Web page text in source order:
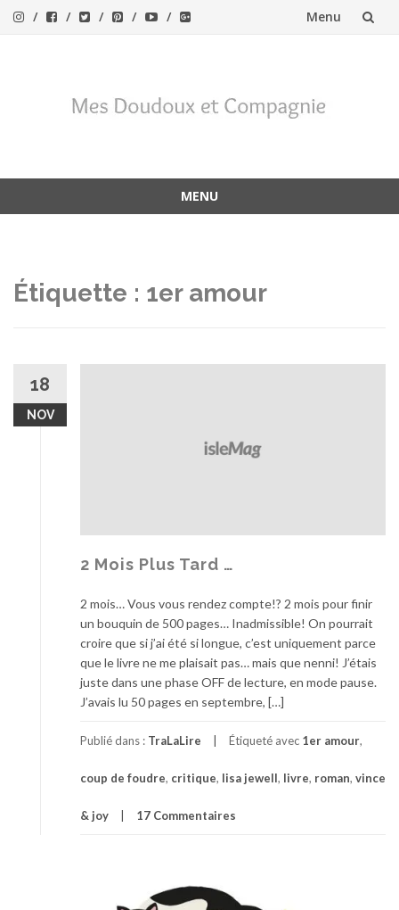
Menu
MENU
Étiquette : 1er amour
18
NOV
2 Mois Plus Tard …
2 mois… Vous vous rendez compte!? 2 mois pour finir
un bouquin de 500 pages… Inadmissible! On pourrait
croire que si j’ai été si longue, c’est uniquement parce
que le livre ne me plaisait pas… mais que nenni! J’étais
juste dans une phase OFF de lecture, en mode pause.
J’avais lu 50 pages en septembre, […]
Publié dans : TraLaLire Étiqueté avec 1er amour,
coup de foudre, critique, lisa jewell, livre, roman, vince
& joy 17 Commentaires